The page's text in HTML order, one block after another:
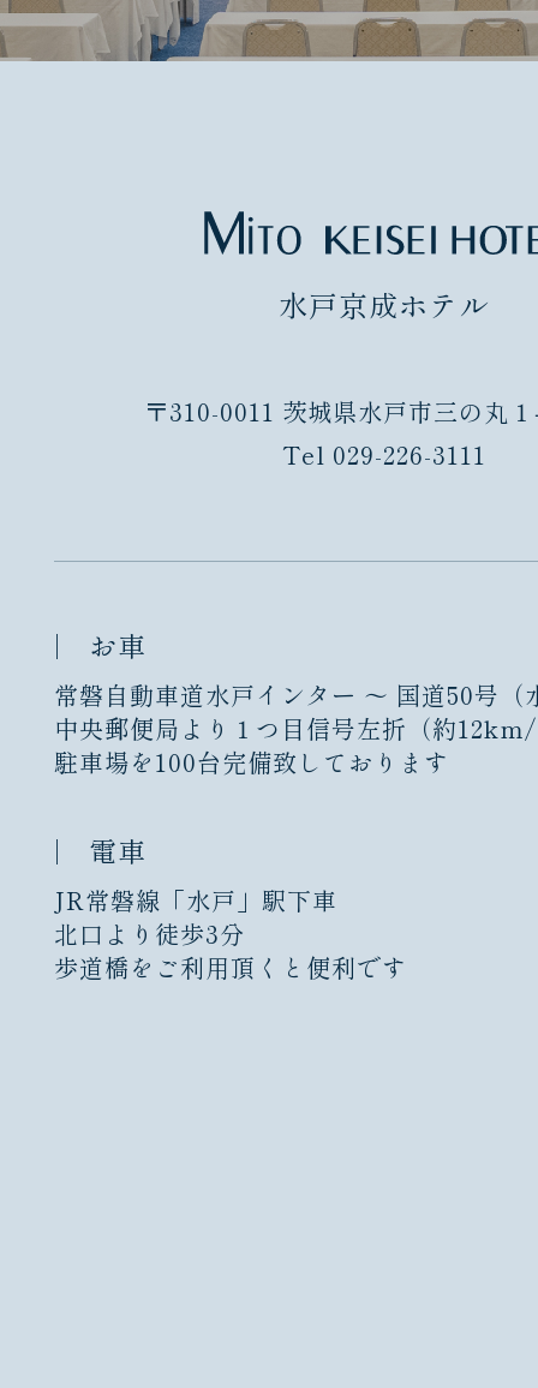
水戸京成ホテル
〒310-0011 茨城県水戸市三の丸１
Tel 029-226-3111
お車
常磐自動車道水戸インター ～ 国道50号（
中央郵便局より１つ目信号左折（約
駐車場を100台完備致しております
電車
JR常磐線「水戸」駅下車
北口より徒歩3分
歩道橋をご利用頂くと便利です